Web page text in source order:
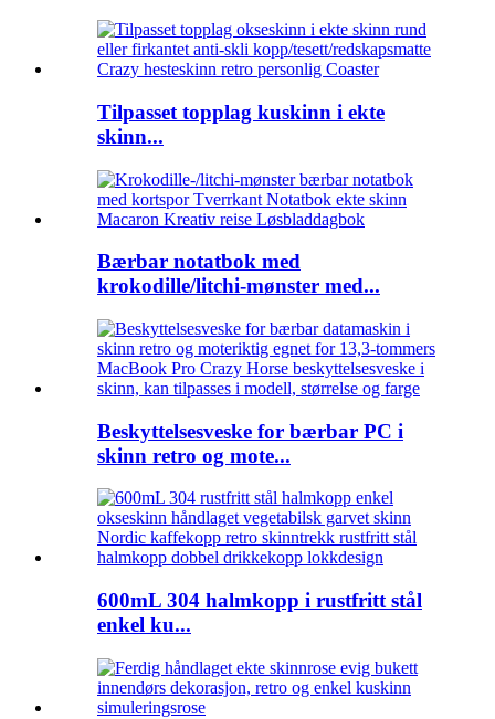
Tilpasset topplag kuskinn i ekte
skinn...
Bærbar notatbok med
krokodille/litchi-mønster med...
Beskyttelsesveske for bærbar PC i
skinn retro og mote...
600mL 304 halmkopp i rustfritt stål
enkel ku...